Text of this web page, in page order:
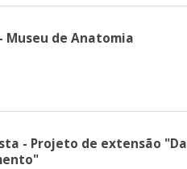
Museu de Anatomia
- Projeto de extensão "Da